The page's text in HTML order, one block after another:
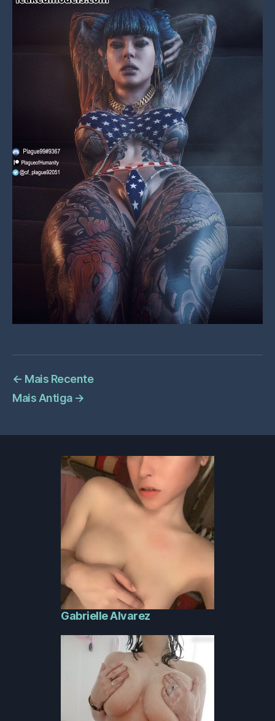
← Mais Recente
Mais Antiga →
Gabrielle Alvarez